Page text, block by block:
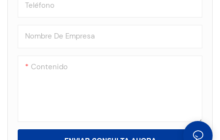
Teléfono
Nombre De Empresa
Contenido